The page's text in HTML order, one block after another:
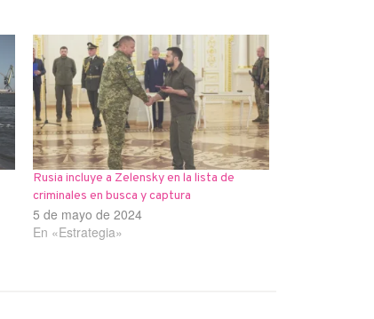
Rusia incluye a Zelensky en la lista de
criminales en busca y captura
5 de mayo de 2024
En «Estrategia»